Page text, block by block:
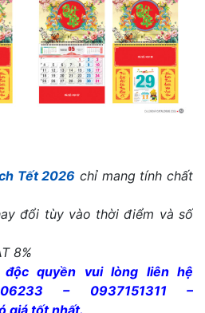
Tết 2026 chỉ mang tính chất
đổi tùy vào thời điểm và số
8%
quyền vui lòng liên hệ
– 0937151311 –
giá tốt nhất.